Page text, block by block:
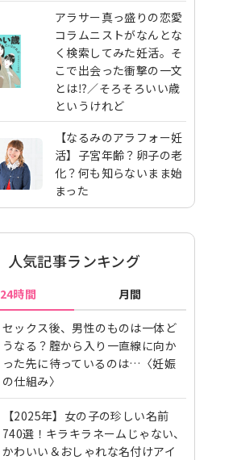
アラサー真っ盛りの恋愛
コラムニストがなんとな
く検索してみた妊活。そ
こで出会った衝撃の一文
とは⁉︎／そろそろいい歳
というけれど
【なるみのアラフォー妊
活】子宮年齢？卵子の老
化？何も知らないまま始
まった
人気記事ランキング
24時間 月間
セックス後、男性のものは一体ど
うなる？腟から入り一直線に向か
った先に待っているのは…〈妊娠
の仕組み〉
【2025年】女の子の珍しい名前
740選！キラキラネームじゃない、
かわいい＆おしゃれな名付けアイ